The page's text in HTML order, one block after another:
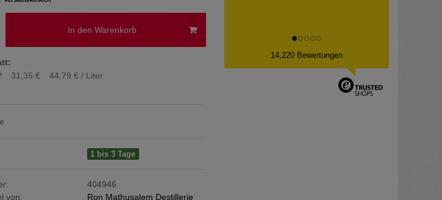
In den Warenkorb
31,35 € 44,79 € / Liter
1 bis 3 Tage
404946
von:
Ron Mathusalem Destillerie
14,220 Bewertungen